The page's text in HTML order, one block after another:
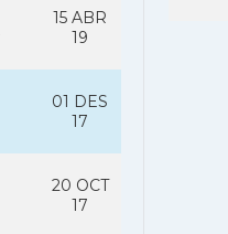
15 ABR
19
01 DES
17
20 OCT
17